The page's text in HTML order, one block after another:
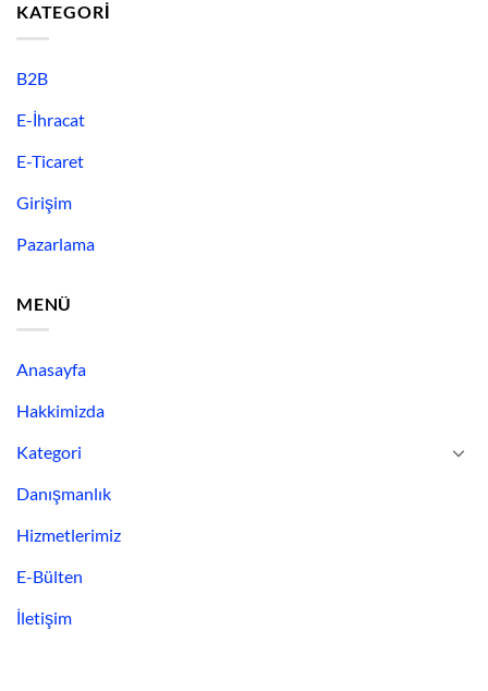
KATEGORI
B2B
E-İhracat
E-Ticaret
Girişim
Pazarlama
MENÜ
Anasayfa
Hakkimizda
Kategori
Danışmanlık
Hizmetlerimiz
E-Bülten
İletişim